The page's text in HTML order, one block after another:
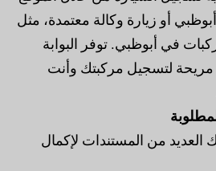
أو زيارة وكالة معتمدة، مثل
في أبوظبي. توفر البوابة
مريحة لتسجيل مركبتك وأنت
من المستندات لإكمال